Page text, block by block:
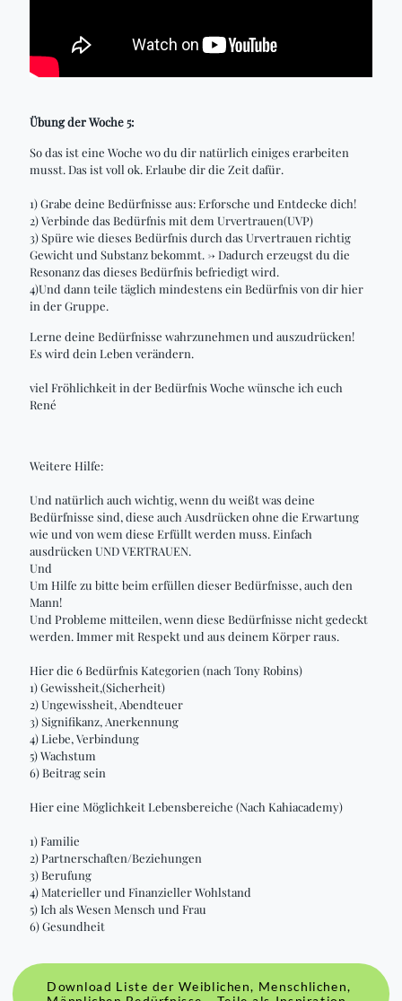
Übung der Woche 5:
So das ist eine Woche wo du dir natürlich einiges erarbeiten
musst. Das ist voll ok. Erlaube dir die Zeit dafür.
1) Grabe deine Bedürfnisse aus: Erforsche und Entdecke dich!
2) Verbinde das Bedürfnis mit dem Urvertrauen(UVP)
3) Spüre wie dieses Bedürfnis durch das Urvertrauen richtig
Gewicht und Substanz bekommt. -> Dadurch erzeugst du die
Resonanz das dieses Bedürfnis befriedigt wird.
4)Und dann teile täglich mindestens ein Bedürfnis von dir hier
in der Gruppe.
Lerne deine Bedürfnisse wahrzunehmen und auszudrücken!
Es wird dein Leben verändern.
viel Fröhlichkeit in der Bedürfnis Woche wünsche ich euch
René
Weitere Hilfe:
Und natürlich auch wichtig, wenn du weißt was deine
Bedürfnisse sind, diese auch Ausdrücken ohne die Erwartung
wie und von wem diese Erfüllt werden muss. Einfach
ausdrücken UND VERTRAUEN.
Und
Um Hilfe zu bitte beim erfüllen dieser Bedürfnisse, auch den
Mann!
Und Probleme mitteilen, wenn diese Bedürfnisse nicht gedeckt
werden. Immer mit Respekt und aus deinem Körper raus.
Hier die 6 Bedürfnis Kategorien (nach Tony Robins)
1) Gewissheit,(Sicherheit)
2) Ungewissheit, Abendteuer
3) Signifikanz, Anerkennung
4) Liebe, Verbindung
5) Wachstum
6) Beitrag sein
Hier eine Möglichkeit Lebensbereiche (Nach Kahiacademy)
1) Familie
2) Partnerschaften/Beziehungen
3) Berufung
4) Materieller und Finanzieller Wohlstand
5) Ich als Wesen Mensch und Frau
6) Gesundheit
Download Liste der Weiblichen, Menschlichen,